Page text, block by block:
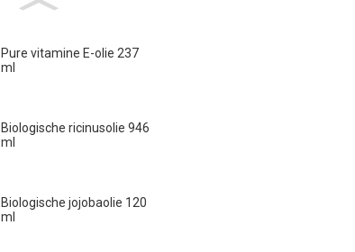
Pure vitamine E-olie 237
ml
Biologische ricinusolie 946
ml
Biologische jojobaolie 120
ml